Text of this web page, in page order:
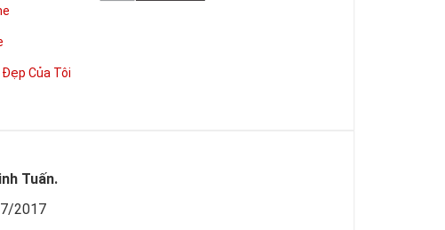
Đẹp Của Tôi
Tuấn.
2017